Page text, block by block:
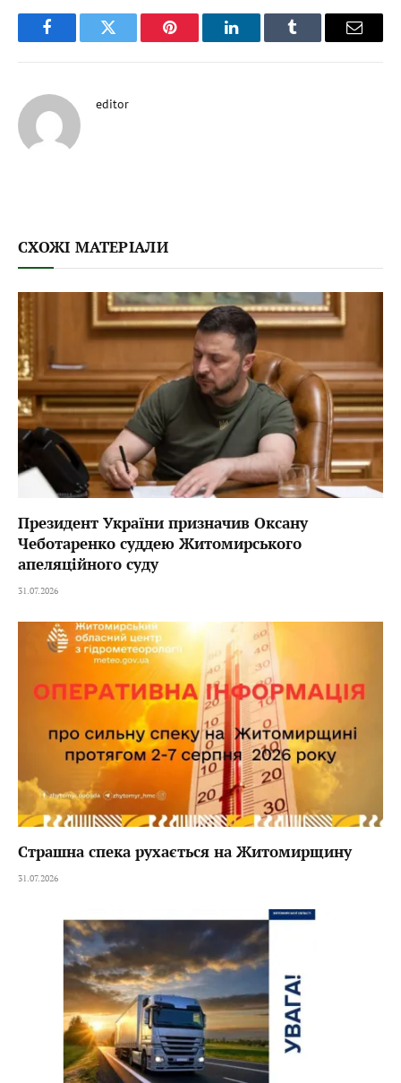
FacebookTwitter Pinterest LinkedInTumblr Email
editor
СХОЖІ МАТЕРІАЛИ
Президент України призначив Оксану
Чеботаренко суддею Житомирського
апеляційного суду
31.07.2026
Страшна спека рухається на Житомирщину
31.07.2026